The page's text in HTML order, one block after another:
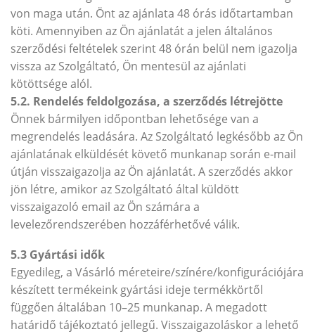
von maga után. Önt az ajánlata 48 órás időtartamban
köti. Amennyiben az Ön ajánlatát a jelen általános
szerződési feltételek szerint 48 órán belül nem igazolja
vissza az Szolgáltató, Ön mentesül az ajánlati
kötöttsége alól.
5.2. Rendelés feldolgozása, a szerződés létrejötte
Önnek bármilyen időpontban lehetősége van a
megrendelés leadására. Az Szolgáltató legkésőbb az Ön
ajánlatának elküldését követő munkanap során e-mail
útján visszaigazolja az Ön ajánlatát. A szerződés akkor
jön létre, amikor az Szolgáltató által küldött
visszaigazoló email az Ön számára a
levelezőrendszerében hozzáférhetővé válik.
5.3 Gyártási idők
Egyedileg, a Vásárló méreteire/színére/konfigurációjára
készített termékeink gyártási ideje termékkörtől
függően általában 10–25 munkanap. A megadott
határidő tájékoztató jellegű. Visszaigazoláskor a lehető